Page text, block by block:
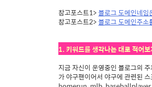
참고포스트1>블로그 도메인네임
참고포스트2>블로그 도메인주
1. 키워드를 생각나는 대로 적어
지금 자신이 운영중인 블로그의
가 야구팬이어서 야구에 관련된